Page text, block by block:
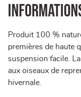
Produit 100 %
premières de haute
suspension facile.
aux oiseaux de
hivernale.